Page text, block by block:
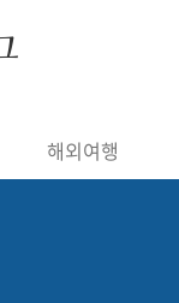
해외여행